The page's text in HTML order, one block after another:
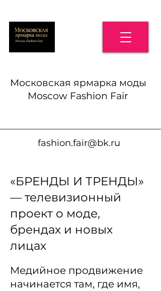
Московская ярмарка моды
Moscow Fashion Fair
fashion.fair@bk.ru
«БРЕНДЫ И ТРЕНДЫ»
— телевизионный
проект о моде,
брендах и новых
лицах
Медийное продвижение
начинается там, где имя,